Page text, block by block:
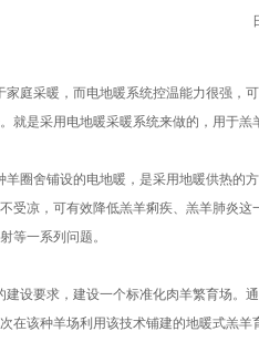
庭采暖，而电地暖系统控温能力很强，
就是采用电地暖采暖系统来做的，用于羔
圈舍铺设的电地暖，是采用地暖供热的
受凉，可有效降低羔羊痢疾、羔羊肺炎
等一系列问题。
设要求，建设一个标准化肉羊繁育场。
在该种羊场利用该技术铺建的地暖式羔